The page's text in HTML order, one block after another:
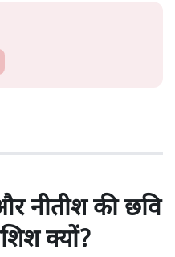
नीतीश की छवि
क्यों?